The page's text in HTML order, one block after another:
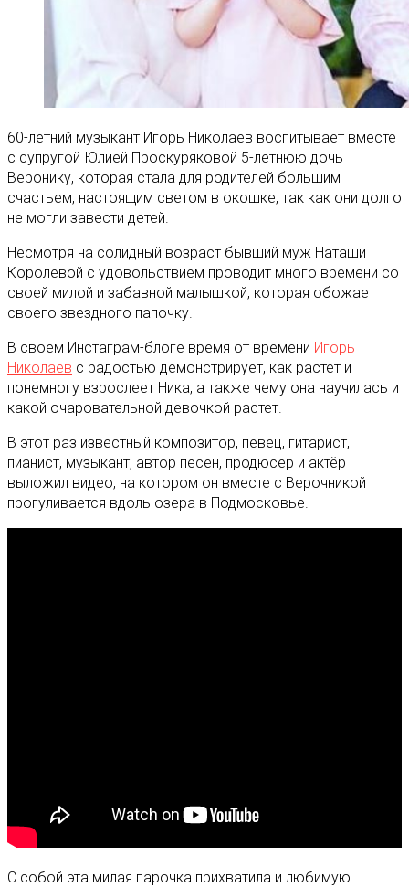
60-летний музыкант Игорь Николаев воспитывает вместе
с супругой Юлией Проскуряковой 5-летнюю дочь
Веронику, которая стала для родителей большим
счастьем, настоящим светом в окошке, так как они долго
не могли завести детей.
Несмотря на солидный возраст бывший муж Наташи
Королевой с удовольствием проводит много времени со
своей милой и забавной малышкой, которая обожает
своего звездного папочку.
В своем Инстаграм-блоге время от времени Игорь
Николаев с радостью демонстрирует, как растет и
понемногу взрослеет Ника, а также чему она научилась и
какой очаровательной девочкой растет.
В этот раз известный композитор, певец, гитарист,
пианист, музыкант, автор песен, продюсер и актёр
выложил видео, на котором он вместе с Верочникой
прогуливается вдоль озера в Подмосковье.
С собой эта милая парочка прихватила и любимую